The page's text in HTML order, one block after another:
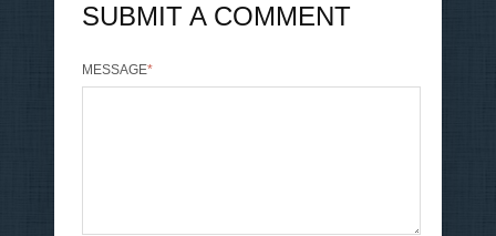
SUBMIT A COMMENT
MESSAGE*